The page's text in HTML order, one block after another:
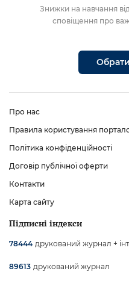
Знижки на навчання
сповіщення про
Про нас
Правила користування
Політика конфіденційності
Договір публічної оферти
Контакти
Карта сайту
Підписні індекси
78444 друкований журнал +
89613 друкований журнал